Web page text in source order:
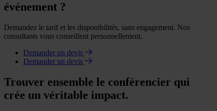
événement ?
Demandez le tarif et les disponibilités, sans engagement. Nos
consultants vous conseillent personnellement.
Demander un devis
Demander un devis
Trouver ensemble le conférencier qui
crée un véritable impact.